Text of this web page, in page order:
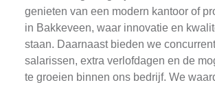
genieten van een modern kantoor of
in Bakkeveen, waar innovatie en
staan. Daarnaast bieden we
salarissen, extra verlofdagen en de
te groeien binnen ons bedrijf. We